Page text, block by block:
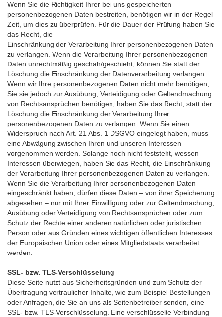
Wenn Sie die Richtigkeit Ihrer bei uns gespeicherten
personenbezogenen Daten bestreiten, benötigen wir in der Regel
Zeit, um dies zu überprüfen. Für die Dauer der Prüfung haben Sie
das Recht, die
Einschränkung der Verarbeitung Ihrer personenbezogenen Daten
zu verlangen. Wenn die Verarbeitung Ihrer personenbezogenen
Daten unrechtmäßig geschah/geschieht, können Sie statt der
Löschung die Einschränkung der Datenverarbeitung verlangen.
Wenn wir Ihre personenbezogenen Daten nicht mehr benötigen,
Sie sie jedoch zur Ausübung, Verteidigung oder Geltendmachung
von Rechtsansprüchen benötigen, haben Sie das Recht, statt der
Löschung die Einschränkung der Verarbeitung Ihrer
personenbezogenen Daten zu verlangen. Wenn Sie einen
Widerspruch nach Art. 21 Abs. 1 DSGVO eingelegt haben, muss
eine Abwägung zwischen Ihren und unseren Interessen
vorgenommen werden. Solange noch nicht feststeht, wessen
Interessen überwiegen, haben Sie das Recht, die Einschränkung
der Verarbeitung Ihrer personenbezogenen Daten zu verlangen.
Wenn Sie die Verarbeitung Ihrer personenbezogenen Daten
eingeschränkt haben, dürfen diese Daten – von ihrer Speicherung
abgesehen – nur mit Ihrer Einwilligung oder zur Geltendmachung,
Ausübung oder Verteidigung von Rechtsansprüchen oder zum
Schutz der Rechte einer anderen natürlichen oder juristischen
Person oder aus Gründen eines wichtigen öffentlichen Interesses
der Europäischen Union oder eines Mitgliedstaats verarbeitet
werden.
SSL- bzw. TLS-Verschlüsselung
Diese Seite nutzt aus Sicherheitsgründen und zum Schutz der
Übertragung vertraulicher Inhalte, wie zum Beispiel Bestellungen
oder Anfragen, die Sie an uns als Seitenbetreiber senden, eine
SSL- bzw. TLS-Verschlüsselung. Eine verschlüsselte Verbindung